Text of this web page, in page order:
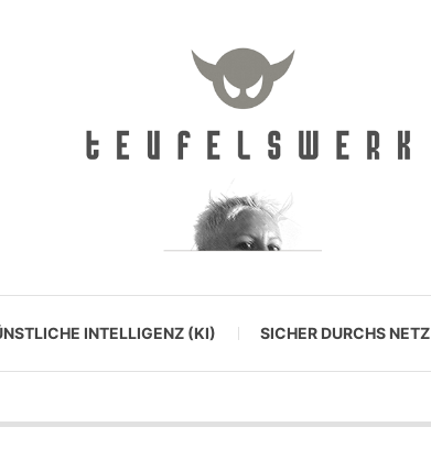
INTELLIGENZ (KI) SICHER DURCHS NETZ